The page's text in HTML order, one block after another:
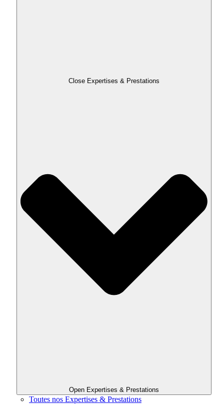
Close Expertises & Prestations
Open Expertises & Prestations
Toutes nos Expertises & Prestations